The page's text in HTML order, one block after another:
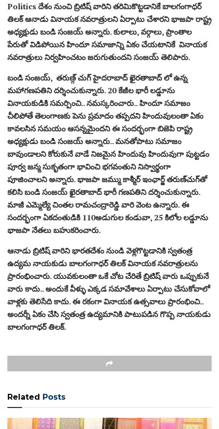
Politics దేశం నుంచి బ్రిటిష్‌ వారిని తరిమికొ‌ట్టడానికే బాలగంగాధర్‌
తిలక్‌ ఆనాడు వినాయక నవరాత్రులని ఏర్పాటు చేశారని భాజపా రాష్ట్ర
అధ్యక్షుడు బండి సంజయ్‌ అన్నారు. కులాలు, వర్గాలు, ప్రాంతాల
పేరుతో విడిపోయిన హిందూ సమాజాన్ని ఏకం చేయటానికే వినాయక
నవరాత్రులు నిర్వహించటం జరుగుతుందని సంజయ్‌ తెలిపారు.
బండి సంజయ్, తరుణ్గ్ చుగ్ హైదరాబాద్ ఖైరతాబాద్ లో ఉన్న
మహాగణపతిని దర్శించుకున్నారు. 20 కేజీల భారీ లడ్డూను
వినాయకుడికి సమర్పించి.. నమస్కరించారు.. హిందూ సమాజం
చీలిపోతే తెలంగాణకు పెను ప్రమాదం తప్పదని హిందువులంతా ఏకం
కావలసిన సమయం ఆసన్నమైందని ఈ సందర్భంగా బిజెపి రాష్ట్ర
అధ్యక్షుడు బండి సంజయ్ అన్నారు.. మనతోపాటు సమాజం
బావుండాలని కోరుకునే వాడే నిజమైన హిందువు హిందువుగా పుట్టడం
పూర్వ జన్మ సుకృతంగా భావించి భగవంతుని నిస్వార్థంగా
పూజించాలని అన్నారు. భాజపా జమ్ము కాశ్మీర్ ఇంఛార్జ్ తరుణ్​చుగ్​తో
కలిసి బండి సంజయ్ ఖైరతాబాద్ భారీ గణపతిని దర్శించుకున్నారు.
మాజీ ఎమ్మెల్యే చింతల రామచంద్రారెడ్డి వారి వెంట ఉన్నారు. ఈ
సందర్భంగా ఏకదంతుడికి 110అడుగుల కండువా, 25 కిలోల లడ్డూను
భాజపా నేతలు బహుకరించారు.
ఆనాడు బ్రిటిష్ వారిని భారతదేశం నుండి వెళ్లగొట్టడానికి స్వతంత్ర
ఉద్యమ నాయకుడు బాలగంగాధర్ తిలక్ వినాయక నవరాత్రులను
ప్రారంభించారు. యువకులంతా ఒకే చోట చేరితే బ్రిటిష్ వారు ఒప్పుకునే
వారు కాదు.. అందుకే వీళ్ళు ఎక్కడ సమావేశాలు ఏర్పాటు చేసుకోవాలో
వాళ్లకు తెలిసేది కాదు. ఈ రకంగా వినాయక ఉత్సవాలు ప్రారంభించి..
అందర్నీ ఏకం చేసి స్వతంత్ర ఉద్యమానికి పాటుపడిన గొప్ప నాయకుడు
బాలగంగాధర్ తిలక్.
Related Posts